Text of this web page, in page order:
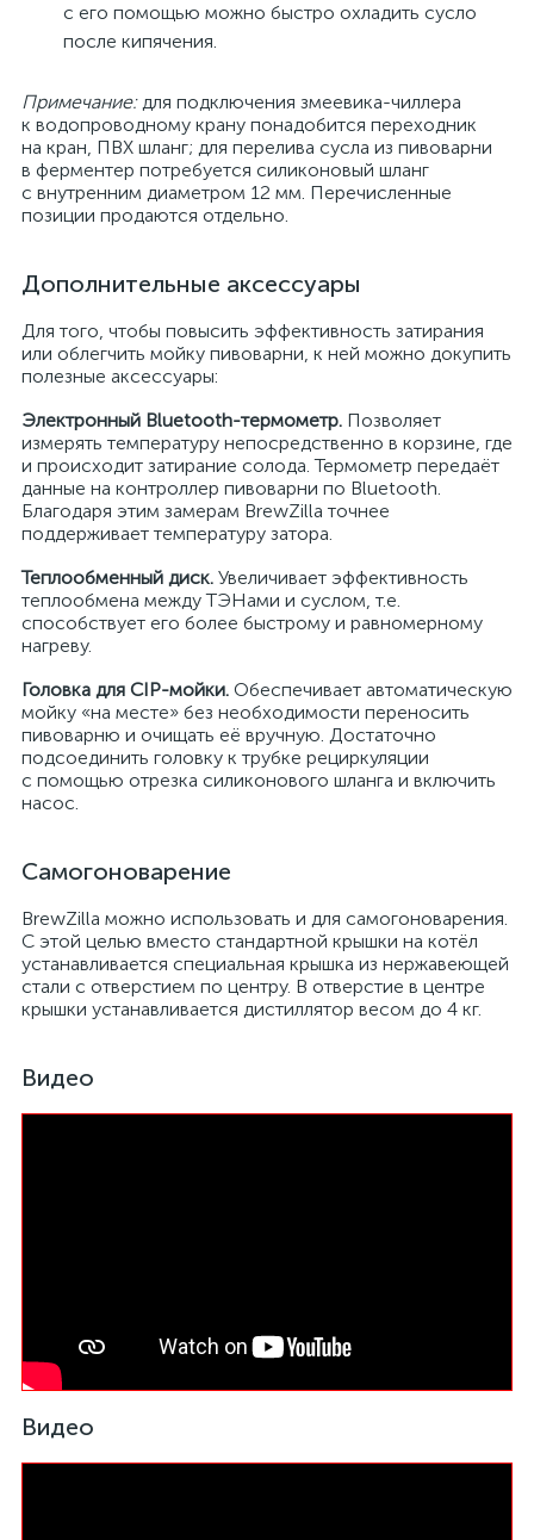
с его помощью можно быстро охладить сусло
после кипячения.
Примечание:для подключения змеевика-чиллера
к водопроводному крану понадобится переходник
на кран, ПВХ шланг; для перелива сусла из пивоварни
в ферментер потребуется силиконовый шланг
с внутренним диаметром 12 мм. Перечисленные
позиции продаются отдельно.
Дополнительные аксессуары
Для того, чтобы повысить эффективность затирания
или облегчить мойку пивоварни, к ней можно докупить
полезные аксессуары:
Электронный Bluetooth-термометр. Позволяет
измерять температуру непосредственно в корзине, где
и происходит затирание солода. Термометр передаёт
данные на контроллер пивоварни по Bluetooth.
Благодаря этим замерам BrewZilla точнее
поддерживает температуру затора.
Теплообменный диск. Увеличивает эффективность
теплообмена между ТЭНами и суслом, т.е.
способствует его более быстрому и равномерному
нагреву.
Головка для CIP-мойки. Обеспечивает автоматическую
мойку «на месте» без необходимости переносить
пивоварню и очищать её вручную. Достаточно
подсоединить головку к трубке рециркуляции
с помощью отрезка силиконового шланга и включить
насос.
Самогоноварение
BrewZilla можно использовать и для самогоноварения.
С этой целью вместо стандартной крышки на котёл
устанавливается специальная крышка из нержавеющей
стали с отверстием по центру. В отверстие в центре
крышки устанавливается дистиллятор весом до 4 кг.
Видео
Видео